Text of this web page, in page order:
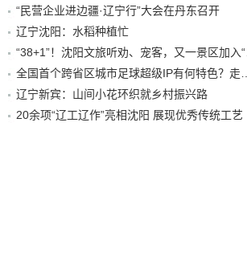
“民营企业进边疆·辽宁行”大会在丹东召开
辽宁沈阳：水稻种植忙
全国首个跨省区城市足
辽宁新宾：山间小花环织就乡村振兴路
20余项“辽工辽作”亮相沈阳 展现优秀传统工艺